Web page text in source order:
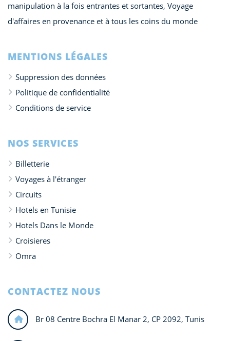
manipulation à la fois entrantes et sortantes, Voyage
d'affaires en provenance et à tous les coins du monde
MENTIONS LÉGALES
Suppression des données
Politique de confidentialité
Conditions de service
NOS SERVICES
Billetterie
Voyages à l'étranger
Circuits
Hotels en Tunisie
Hotels Dans le Monde
Croisieres
Omra
CONTACTEZ NOUS
Br 08 Centre Bochra El Manar 2, CP 2092, Tunis